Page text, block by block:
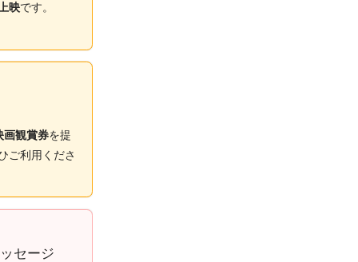
映です。
画観賞券を提
ご利用くださ
セージ